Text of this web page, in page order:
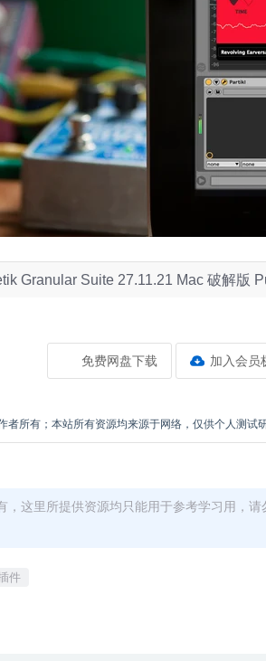
Granular Suite 27.11.21 Mac 破解版
免费网盘下载 加入会员
者所有；本站所有资源均来源于网络，仅供个人测试
，这里所提供资源均只能用于参考学习用，
件